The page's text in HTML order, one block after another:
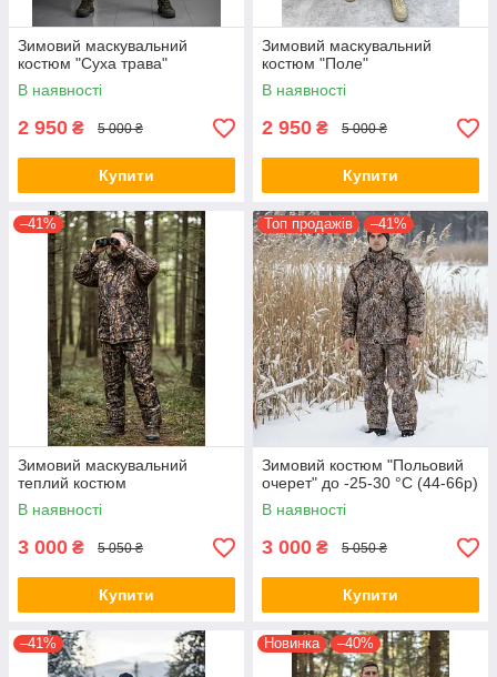
Зимовий маскувальний
костюм "Суха трава"
В наявності
2 950 ₴ 5 000 ₴
Купити
Зимовий маскувальний
костюм "Поле"
В наявності
2 950 ₴ 5 000 ₴
Купити
–41%
Зимовий маскувальний
теплий костюм
В наявності
3 000 ₴ 5 050 ₴
Купити
Топ продажів –41%
Зимовий костюм "Польовий
очерет" до -25-30 °C (44-66р)
В наявності
3 000 ₴ 5 050 ₴
Купити
–41% Новинка –40%